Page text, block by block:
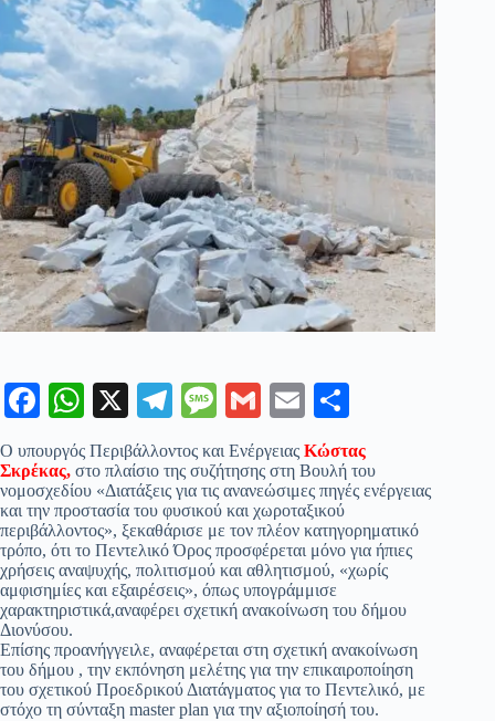
Fa
bo
ok
W
ha
ts
A
pp
X
Te
gr
a
m
M
es
sa
ge
G
ail
E
m
ail ρ
α
στ
εί
τε
Ο υπουργός Περιβάλλοντος και Ενέργειας Κώστας
Σκρέκας, στο πλαίσιο της συζήτησης στη Βουλή του
νομοσχεδίου «Διατάξεις για τις ανανεώσιμες πηγές ενέργειας
και την προστασία του φυσικού και χωροταξικού
περιβάλλοντος», ξεκαθάρισε με τον πλέον κατηγορηματικό
τρόπο, ότι το Πεντελικό Όρος προσφέρεται μόνο για ήπιες
χρήσεις αναψυχής, πολιτισμού και αθλητισμού, «χωρίς
αμφισημίες και εξαιρέσεις», όπως υπογράμμισε
χαρακτηριστικά,αναφέρει σχετική ανακοίνωση του δήμου
Διονύσου.
Επίσης προανήγγειλε, αναφέρεται στη σχετική ανακοίνωση
του δήμου , την εκπόνηση μελέτης για την επικαιροποίηση
του σχετικού Προεδρικού Διατάγματος για το Πεντελικό, με
στόχο τη σύνταξη master plan για την αξιοποίησή του.